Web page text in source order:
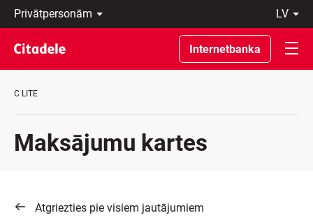
Privātpersonām
Uzņēmumiem
Private
Banking
Par
C
lv
Latviski
По-
русски
In
Internetbanka
C LITE
Maksājumu kartes
Atgriezties pie visiem jautājumiem